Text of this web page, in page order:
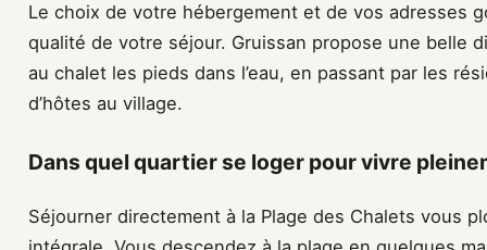
Le choix de votre hébergement et de vos adresses
qualité de votre séjour. Gruissan propose une belle
au chalet les pieds dans l’eau, en passant par les
d’hôtes au village.
Dans quel quartier se loger pour vivre
Séjourner directement à la Plage des Chalets vous